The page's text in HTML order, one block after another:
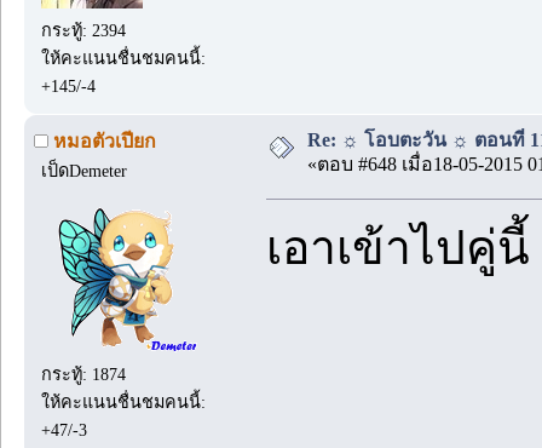
กระทู้: 2394
ให้คะแนนชื่นชมคนนี้:
+145/-4
หมอตัวเปียก
เป็ดDemeter
กระทู้: 1874
ให้คะแนนชื่นชมคนนี้:
+47/-3
Re: ☼ โอบตะวัน ☼ ตอนที่ 11
«ตอบ #648 เมื่อ18-05-2015
เอาเข้าไปคู่